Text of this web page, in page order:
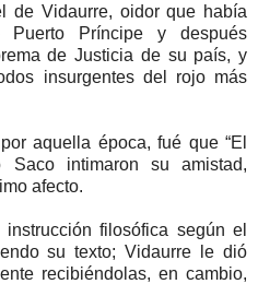
de Vidaurre, oidor que había
Príncipe y después
de Justicia de su país, y
insurgentes del rojo más
aquella época, fué que “El
Saco intimaron su amistad,
afecto.
filosófica según el
su texto; Vidaurre le dió
recibiéndolas, en cambio,